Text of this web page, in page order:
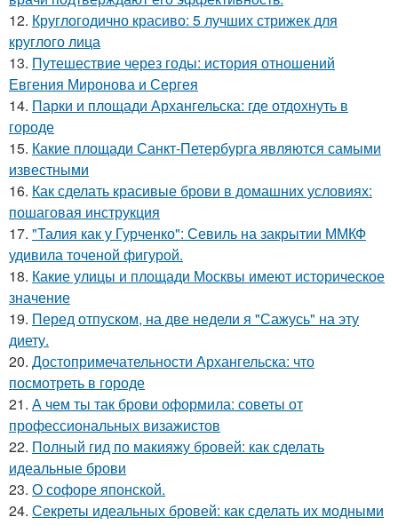
12. Круглогодично красиво: 5 лучших стрижек для
круглого лица
13. Путешествие через годы: история отношений
Евгения Миронова и Сергея
14. Парки и площади Архангельска: где отдохнуть в
городе
15. Какие площади Санкт-Петербурга являются самыми
известными
16. Как сделать красивые брови в домашних условиях:
пошаговая инструкция
17. "Талия как у Гурченко": Севиль на закрытии ММКФ
удивила точеной фигурой.
18. Какие улицы и площади Москвы имеют историческое
значение
19. Перед отпуском, на две недели я "Сажусь" на эту
диету.
20. Достопримечательности Архангельска: что
посмотреть в городе
21. А чем ты так брови оформила: советы от
профессиональных визажистов
22. Полный гид по макияжу бровей: как сделать
идеальные брови
23. О софоре японской.
24. Секреты идеальных бровей: как сделать их модными